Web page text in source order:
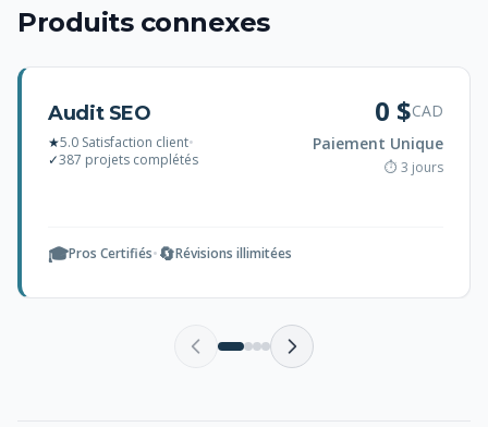
Produits connexes
Audit SEO
★5.0 Satisfaction client•
✓387 projets complétés
0 $CAD
Paiement Unique
⏱ 3 jours
🎓Pros Certifiés•🔄Révisions illimitées